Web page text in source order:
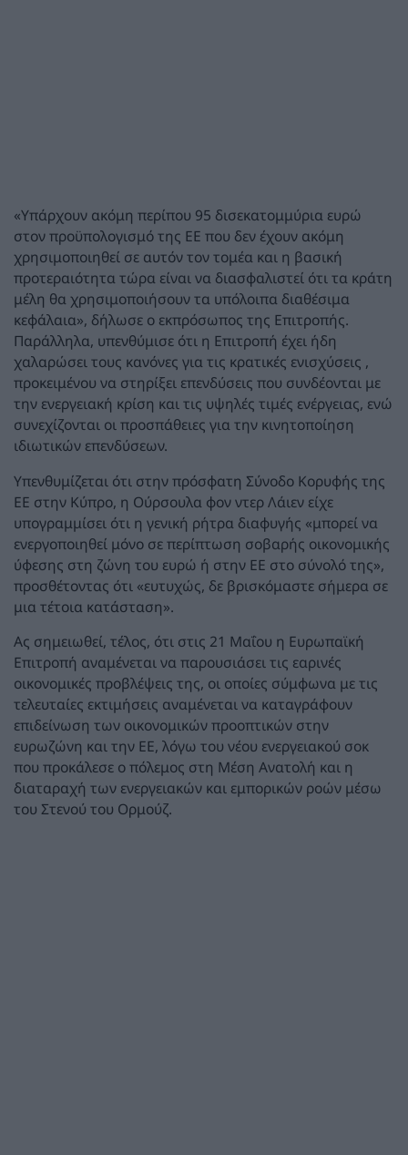
«Υπάρχουν ακόμη περίπου 95 δισεκατομμύρια ευρώ
στον προϋπολογισμό της ΕΕ που δεν έχουν ακόμη
χρησιμοποιηθεί σε αυτόν τον τομέα και η βασική
προτεραιότητα τώρα είναι να διασφαλιστεί ότι τα κράτη
μέλη θα χρησιμοποιήσουν τα υπόλοιπα διαθέσιμα
κεφάλαια», δήλωσε ο εκπρόσωπος της Επιτροπής.
Παράλληλα, υπενθύμισε ότι η Επιτροπή έχει ήδη
χαλαρώσει τους κανόνες για τις κρατικές ενισχύσεις ,
προκειμένου να στηρίξει επενδύσεις που συνδέονται με
την ενεργειακή κρίση και τις υψηλές τιμές ενέργειας, ενώ
συνεχίζονται οι προσπάθειες για την κινητοποίηση
ιδιωτικών επενδύσεων.
Υπενθυμίζεται ότι στην πρόσφατη Σύνοδο Κορυφής της
ΕΕ στην Κύπρο, η Ούρσουλα φον ντερ Λάιεν είχε
υπογραμμίσει ότι η γενική ρήτρα διαφυγής «μπορεί να
ενεργοποιηθεί μόνο σε περίπτωση σοβαρής οικονομικής
ύφεσης στη ζώνη του ευρώ ή στην ΕΕ στο σύνολό της»,
προσθέτοντας ότι «ευτυχώς, δε βρισκόμαστε σήμερα σε
μια τέτοια κατάσταση».
Ας σημειωθεί, τέλος, ότι στις 21 Μαΐου η Ευρωπαϊκή
Επιτροπή αναμένεται να παρουσιάσει τις εαρινές
οικονομικές προβλέψεις της, οι οποίες σύμφωνα με τις
τελευταίες εκτιμήσεις αναμένεται να καταγράφουν
επιδείνωση των οικονομικών προοπτικών στην
ευρωζώνη και την ΕΕ, λόγω του νέου ενεργειακού σοκ
που προκάλεσε ο πόλεμος στη Μέση Ανατολή και η
διαταραχή των ενεργειακών και εμπορικών ροών μέσω
του Στενού του Ορμούζ.